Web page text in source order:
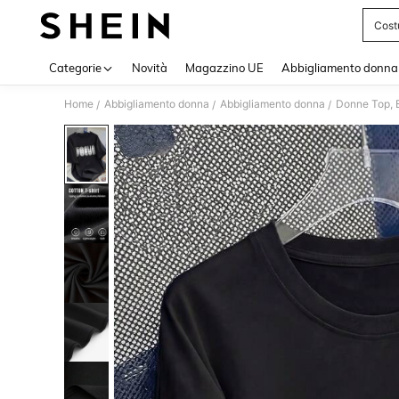
Categorie Novità Magazzino UE Abbigliamento donna
Home / Abbigliamento donna / Abbigliamento donna / Donne Top,